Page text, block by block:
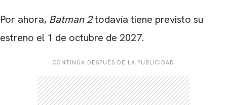
Por ahora, Batman 2todavía tiene previsto su
estreno el 1 de octubre de 2027.
CONTINÚA DESPUÉS DE LA PUBLICIDAD